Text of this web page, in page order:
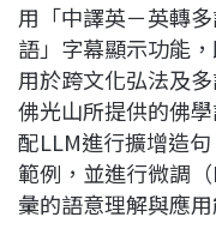
用「中譯英－英轉
語」字幕顯示功能
用於跨文化弘法及
佛光山所提供的佛
配LLM進行擴增造
範例，並進行微調
彙的語意理解與應用